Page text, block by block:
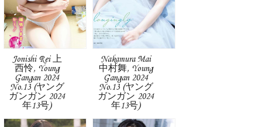
Jonishi Rei 上
西怜, Young
Gangan 2024
No.13 (ヤング
ガンガン 2024
年13号)
Nakamura Mai
中村舞, Young
Gangan 2024
No.13 (ヤング
ガンガン 2024
年13号)